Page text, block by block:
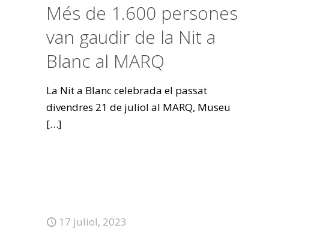
Més de 1.600 persones
van gaudir de la Nit a
Blanc al MARQ
La Nit a Blanc celebrada el passat
divendres 21 de juliol al MARQ, Museu
[…]
17 juliol, 2023